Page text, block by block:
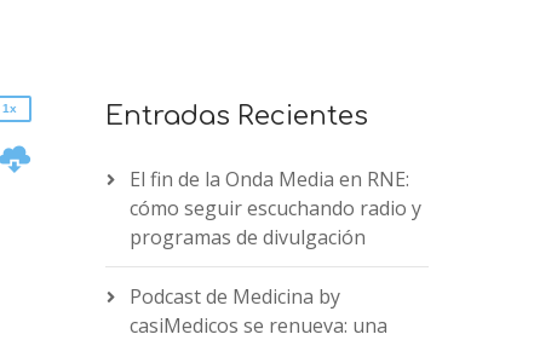
1x Entradas Recientes
El fin de la Onda Media en RNE:
cómo seguir escuchando radio y
programas de divulgación
Podcast de Medicina by
casiMedicos se renueva: una